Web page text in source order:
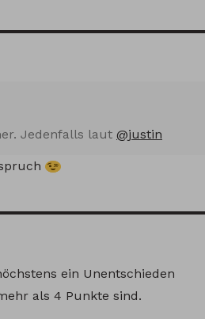
Jedenfalls laut @justin
ein Unentschieden
als 4 Punkte sind.